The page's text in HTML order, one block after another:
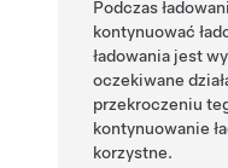
Podczas
kontynuować
ładowania jest
oczekiwane
przekroczeniu
kontynuowanie
korzystne.